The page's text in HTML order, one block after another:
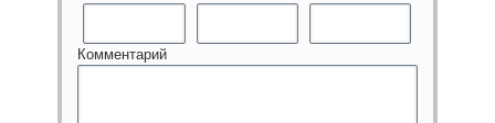
Комментарий